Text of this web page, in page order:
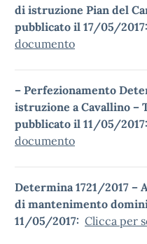
di istruzione Pian del
pubblicato il 17/05/2017:
documento
– Perfezionamento
istruzione a Cavallino –
pubblicato il 11/05/2017:
documento
Determina 1721/2017
di mantenimento
11/05/2017: Clicca per